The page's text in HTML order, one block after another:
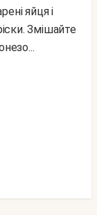
яйця і
Змішайте